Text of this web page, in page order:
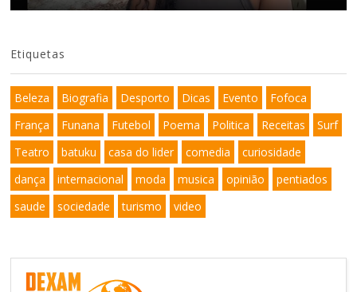
Etiquetas
Beleza Biografia Desporto Dicas Evento
Fofoca
França
Funana Futebol Poema Politica Receitas
Surf
Teatro
batuku casa do lider comedia
curiosidade
dança
internacional moda musica opinião
pentiados
saude
sociedade turismo video